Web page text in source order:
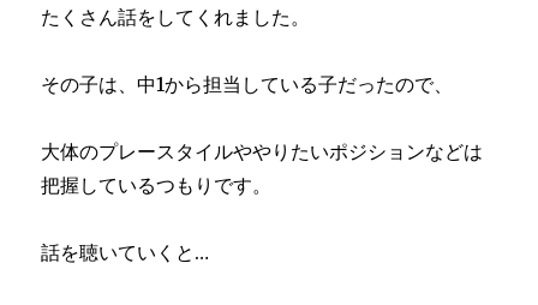
たくさん話をしてくれました。
その子は、中1から担当している子だったので、
大体のプレースタイルややりたいポジションなどは
把握しているつもりです。
話を聴いていくと…